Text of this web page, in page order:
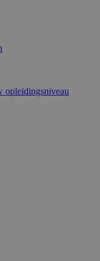
opleidingsniveau